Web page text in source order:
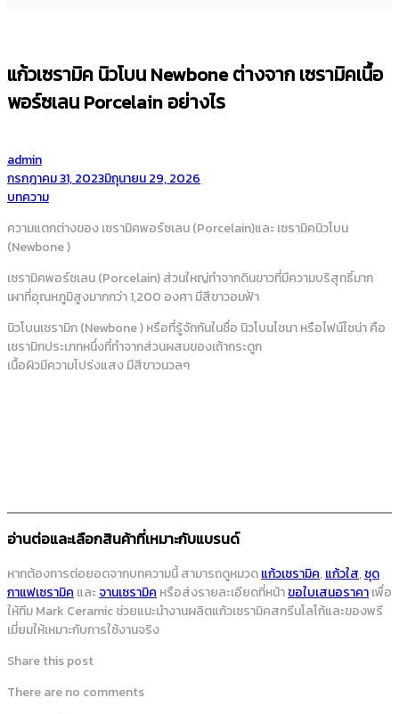
แก้วเซรามิค นิวโบน Newbone ต่างจาก เซรามิคเนื้อ
พอร์ซเลน Porcelain อย่างไร
by
admin
Posted
on
กรกฎาคม 31, 2023มิถุนายน 29, 2026
Posted
บทความ
ความแตกต่างของ เซรามิคพอร์ซเลน (Porcelain)และ เซรามิคนิวโบน
(Newbone )
เซรามิคพอร์ซเลน (Porcelain) ส่วนใหญ่ทำจากดินขาวที่มีความบริสุทธิ์มาก
เผาที่อุณหภูมิสูงมากกว่า 1,200 องศา มีสีขาวอมฟ้า
นิวโบนเซรามิก (Newbone ) หรือที่รู้จักกันในชื่อ นิวโบนไชนา หรือไฟน์ไชน่า คือ
เซรามิกประเภทหนึ่งที่ทำจากส่วนผสมของเถ้ากระดูก
เนื้อผิวมีความโปร่งแสง มีสีขาวนวลๆ
อ่านต่อและเลือกสินค้าที่เหมาะกับแบรนด์
หากต้องการต่อยอดจากบทความนี้ สามารถดูหมวดแก้วเซรามิค, แก้วใส, ชุด
กาแฟเซรามิค และจานเซรามิค หรือส่งรายละเอียดที่หน้าขอใบเสนอราคาเพื่อ
ให้ทีม Mark Ceramic ช่วยแนะนำงานผลิตแก้วเซรามิคสกรีนโลโก้และของพรี
เมี่ยมให้เหมาะกับการใช้งานจริง
Share this post
There are no comments